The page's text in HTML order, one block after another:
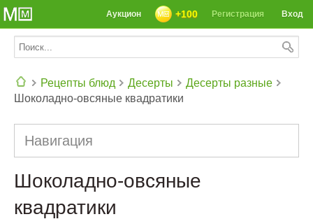
Вход
Регистрация
+100
Аукцион
Рецепты блюд Десерты
Десерты разные
Шоколадно-овсяные квадратики
Навигация
Шоколадно-овсяные
квадратики